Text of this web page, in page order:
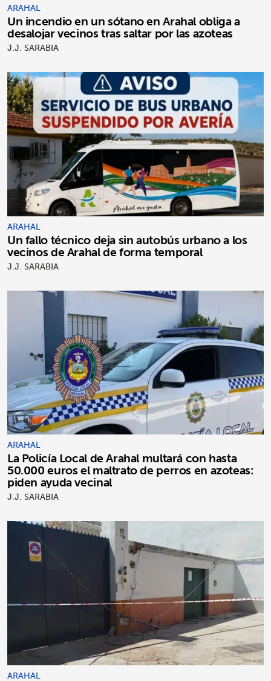
ARAHAL
Un incendio en un sótano en Arahal obliga a
desalojar vecinos tras saltar por las azoteas
J.J. SARABIA
ARAHAL
Un fallo técnico deja sin autobús urbano a los
vecinos de Arahal de forma temporal
J.J. SARABIA
ARAHAL
La Policía Local de Arahal multará con hasta
50.000 euros el maltrato de perros en azoteas:
piden ayuda vecinal
J.J. SARABIA
ARAHAL